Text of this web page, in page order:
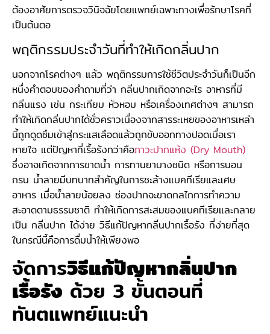
ต้องอาศัยการตรวจวินิจฉัยโดยแพทย์เฉพาะทางเพื่อรักษาโรคที่
เป็นต้นตอ
พฤติกรรมประจำวันที่ทำให้เกิดกลิ่นปาก
นอกจากโรคต่างๆ แล้ว พฤติกรรมการใช้ชีวิตประจำวันก็เป็นอีก
หนึ่งคำตอบของคำถามที่ว่า กลิ่นปากเกิดจากอะไร อาหารที่มี
กลิ่นแรง เช่น กระเทียม หัวหอม หรือเครื่องเทศต่างๆ สามารถ
ทำให้เกิดกลิ่นปากได้ชั่วคราวเนื่องจากสารระเหยของอาหารเหล่า
นี้ถูกดูดซึมเข้าสู่กระแสเลือดแล้วถูกขับออกทางปอดเมื่อเรา
หายใจ แต่ปัญหาที่เรื้อรังกว่าคือภาวะปากแห้ง (Dry Mouth)
ซึ่งอาจเกิดจากการขาดน้ำ การทานยาบางชนิด หรือการนอน
กรน น้ำลายมีบทบาทสำคัญในการชะล้างแบคทีเรียและเศษ
อาหาร เมื่อน้ำลายน้อยลง ช่องปากจะขาดกลไกการทำความ
สะอาดตามธรรมชาติ ทำให้เกิดการสะสมของแบคทีเรียและกลาย
เป็น กลิ่นปาก ได้ง่าย วิธีแก้ปัญหากลิ่นปากเรื้อรัง ที่ง่ายที่สุด
ในกรณีนี้คือการดื่มน้ำให้เพียงพอ
จัดการวิธีแก้ปัญหากลิ่นปาก
เรื้อรัง ด้วย 3 ขั้นตอนที่
ทันตแพทย์แนะนำ